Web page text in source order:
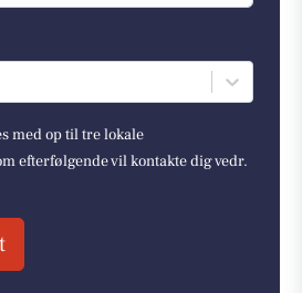
med op til tre lokale
efterfølgende vil kontakte dig vedr.